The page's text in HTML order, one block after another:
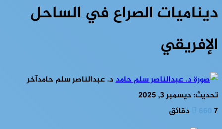
ديناميات الصراع في الساحل
الإفريقي
د. عبدالناصر سلم حامدآخر
تحديث: ديسمبر 3, 2025
6607 دقائق